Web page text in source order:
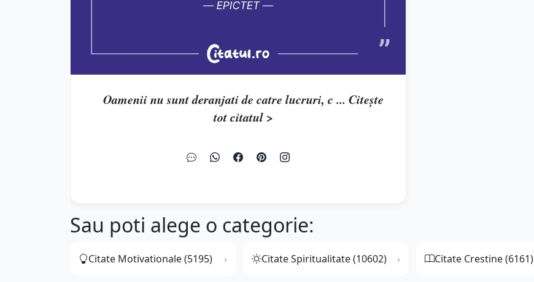
Oamenii nu sunt deranjati de catre lucruri, c ... Citește
tot citatul >
Sau poti alege o categorie:
Citate Motivationale (5195) Citate Spiritualitate (10602) Citate Crestine (6161)